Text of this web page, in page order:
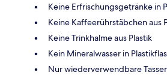
Keine Erfrischungsgetränke in
Keine Kaffeerührstäbchen aus
Keine Trinkhalme aus Plastik
Kein Mineralwasser in
Nur wiederverwendbare